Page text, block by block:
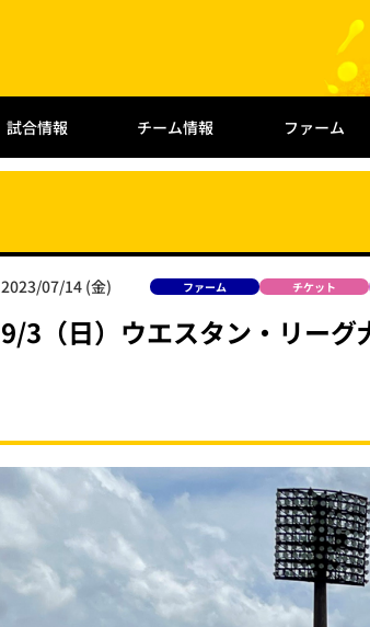
試合情報 チーム情報 ファーム
2023/07/14 (金) ファーム チケット
9/3（日）ウエスタン・リーグ